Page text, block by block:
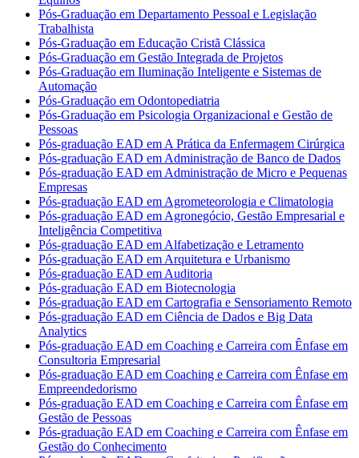
Pós-Graduação em Departamento Pessoal e Legislação
Trabalhista
Pós-Graduação em Educação Cristã Clássica
Pós-Graduação em Gestão Integrada de Projetos
Pós-Graduação em Iluminação Inteligente e Sistemas de
Automação
Pós-Graduação em Odontopediatria
Pós-Graduação em Psicologia Organizacional e Gestão de
Pessoas
Pós-graduação EAD em A Prática da Enfermagem Cirúrgica
Pós-graduação EAD em Administração de Banco de Dados
Pós-graduação EAD em Administração de Micro e Pequenas
Empresas
Pós-graduação EAD em Agrometeorologia e Climatologia
Pós-graduação EAD em Agronegócio, Gestão Empresarial e
Inteligência Competitiva
Pós-graduação EAD em Alfabetização e Letramento
Pós-graduação EAD em Arquitetura e Urbanismo
Pós-graduação EAD em Auditoria
Pós-graduação EAD em Biotecnologia
Pós-graduação EAD em Cartografia e Sensoriamento Remoto
Pós-graduação EAD em Ciência de Dados e Big Data
Analytics
Pós-graduação EAD em Coaching e Carreira com Ênfase em
Consultoria Empresarial
Pós-graduação EAD em Coaching e Carreira com Ênfase em
Empreendedorismo
Pós-graduação EAD em Coaching e Carreira com Ênfase em
Gestão de Pessoas
Pós-graduação EAD em Coaching e Carreira com Ênfase em
Gestão do Conhecimento